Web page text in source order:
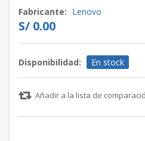
Fabricante: Lenovo
S/ 0.00
Disponibilidad: En stock
Añadir a la lista de